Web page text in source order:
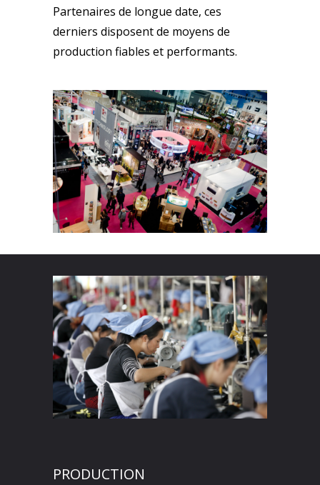
Partenaires de longue date, ces
derniers disposent de moyens de
production fiables et performants.
PRODUCTION